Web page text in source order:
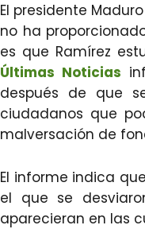
El presidente
no ha
es que Ramírez
Últimas Noticias
después de que
ciudadanos que
malversación de
El informe indica
el que se
aparecieran en las